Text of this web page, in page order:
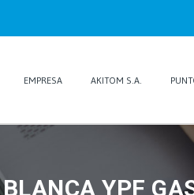
EMPRESA AKITOM S.A.
YPF